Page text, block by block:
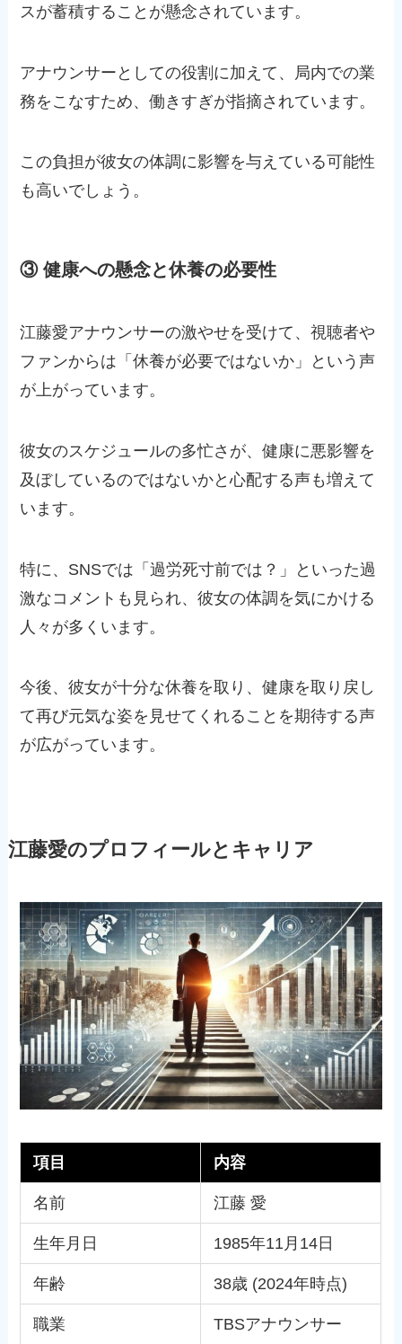
スが蓄積することが懸念されています。
アナウンサーとしての役割に加えて、局内での業
務をこなすため、働きすぎが指摘されています。
この負担が彼女の体調に影響を与えている可能性
も高いでしょう。
③ 健康への懸念と休養の必要性
江藤愛アナウンサーの激やせを受けて、視聴者や
ファンからは「休養が必要ではないか」という声
が上がっています。
彼女のスケジュールの多忙さが、健康に悪影響を
及ぼしているのではないかと心配する声も増えて
います。
特に、SNSでは「過労死寸前では？」といった過
激なコメントも見られ、彼女の体調を気にかける
人々が多くいます。
今後、彼女が十分な休養を取り、健康を取り戻し
て再び元気な姿を見せてくれることを期待する声
が広がっています。
江藤愛のプロフィールとキャリア
項目 内容
名前 江藤 愛
生年月日 1985年11月14日
年齢 38歳 (2024年時点)
職業 TBSアナウンサー